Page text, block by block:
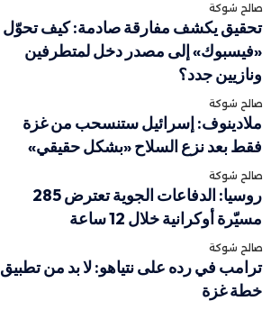
صالح شوكة
تحقيق يكشف مفارقة صادمة: كيف تحوّل
«فيسبوك» إلى مصدر دخل لمتطرفين
ونازيين جدد؟
صالح شوكة
ملادينوف: إسرائيل ستنسحب من غزة
فقط بعد نزع السلاح «بشكل حقيقي»
صالح شوكة
روسيا: الدفاعات الجوية تعترض 285
مسيّرة أوكرانية خلال 12 ساعة
صالح شوكة
ترامب في رده على نتياهو: لا بد من تطبيق
خطة غزة